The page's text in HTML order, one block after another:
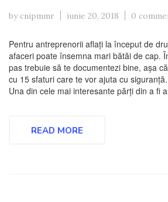
by cnipmmr iunie 20, 2018 0
Pentru antreprenorii aflați la început de
afaceri poate însemna mari bătăi de cap.
pas trebuie să te documentezi bine, așa
cu 15 sfaturi care te vor ajuta cu
Una din cele mai interesante părți din a fi
READ MORE